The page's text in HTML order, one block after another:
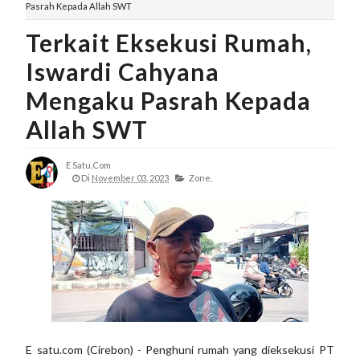
Pasrah Kepada Allah SWT
Terkait Eksekusi Rumah,
Iswardi Cahyana
Mengaku Pasrah Kepada
Allah SWT
E Satu.com
Di November 03, 2023 Zone,
E satu.com (Cirebon) - Penghuni rumah yang dieksekusi PT